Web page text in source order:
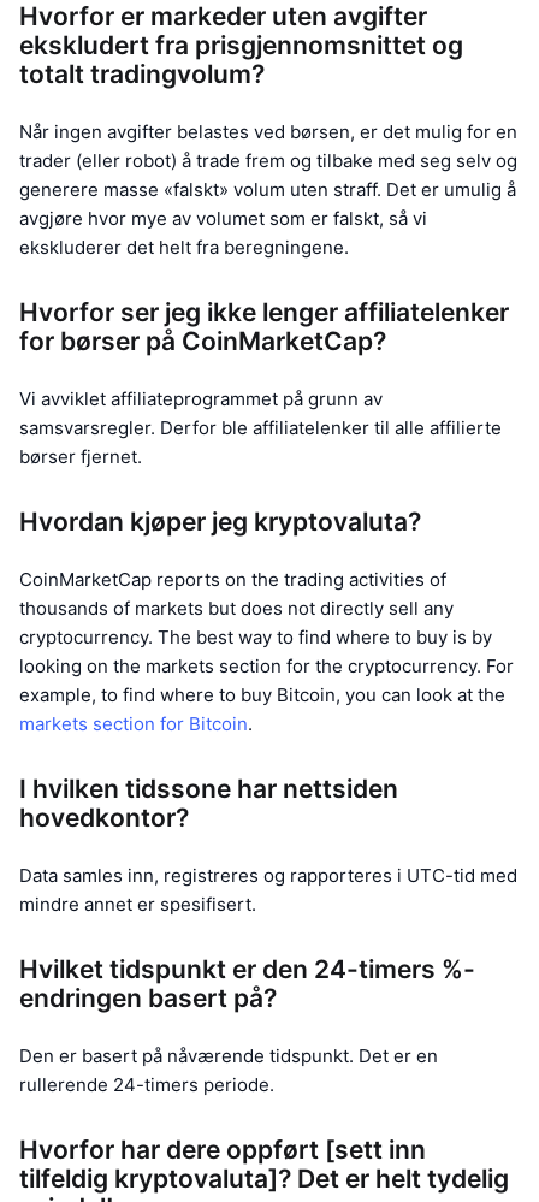
Hvorfor er markeder uten avgifter
ekskludert fra prisgjennomsnittet og
totalt tradingvolum?
Når ingen avgifter belastes ved børsen, er det mulig for en
trader (eller robot) å trade frem og tilbake med seg selv og
generere masse «falskt» volum uten straff. Det er umulig å
avgjøre hvor mye av volumet som er falskt, så vi
ekskluderer det helt fra beregningene.
Hvorfor ser jeg ikke lenger affiliatelenker
for børser på CoinMarketCap?
Vi avviklet affiliateprogrammet på grunn av
samsvarsregler. Derfor ble affiliatelenker til alle affilierte
børser fjernet.
Hvordan kjøper jeg kryptovaluta?
CoinMarketCap reports on the trading activities of
thousands of markets but does not directly sell any
cryptocurrency. The best way to find where to buy is by
looking on the markets section for the cryptocurrency. For
example, to find where to buy Bitcoin, you can look at the
markets section for Bitcoin.
I hvilken tidssone har nettsiden
hovedkontor?
Data samles inn, registreres og rapporteres i UTC-tid med
mindre annet er spesifisert.
Hvilket tidspunkt er den 24-timers %-
endringen basert på?
Den er basert på nåværende tidspunkt. Det er en
rullerende 24-timers periode.
Hvorfor har dere oppført [sett inn
tilfeldig kryptovaluta]? Det er helt tydelig